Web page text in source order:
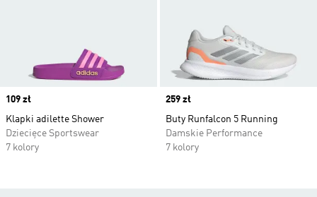
Price
109 zł
Klapki adilette Shower
Dziecięce Sportswear
7 kolory
Price
259 zł
Buty Runfalcon 5 Running
Damskie Performance
7 kolory